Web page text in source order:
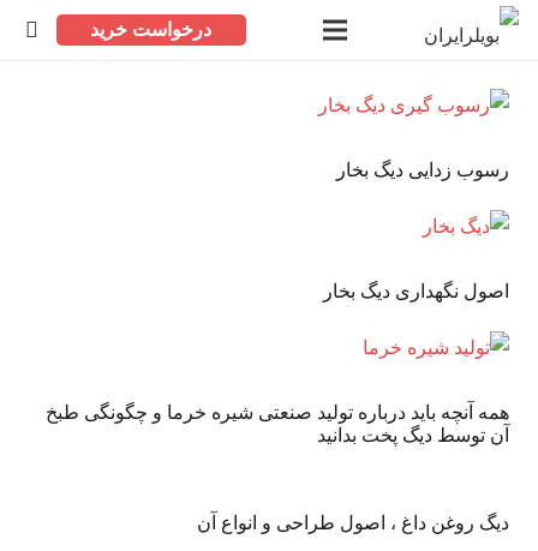
درخواست خرید
رسوب زدایی دیگ بخار
اصول نگهداری دیگ بخار
همه آنچه باید درباره تولید صنعتی شیره خرما و چگونگی طبخ
آن توسط دیگ پخت بدانید
دیگ روغن داغ ، اصول طراحی و انواع آن